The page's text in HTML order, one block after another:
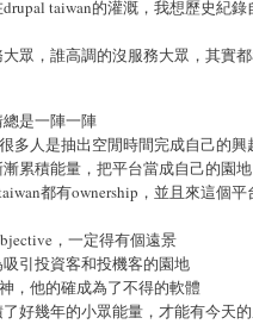
taiwan的灌溉，我想歷史紀錄
眾，誰高調的沒服務大眾，其實
是一陣一陣
多人是抽出空閒時間完成自己的興
累積能量，把平台當成自己的園地
都有ownership，並且來這個平
，一定得有個遠景
引投資客和投機客的園地
，他的確成為了不得的軟體
好幾年的小眾能量，才能有今天